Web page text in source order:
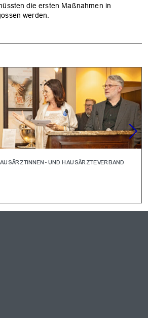
die ersten Maßnahmen in
werden.
UND HAUSÄRZTEVERBAND